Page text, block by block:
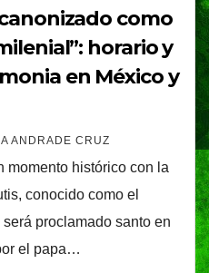
como
horario y
en México y
ANDRADE CRUZ
momento histórico con la
conocido como el
proclamado santo en
el papa…